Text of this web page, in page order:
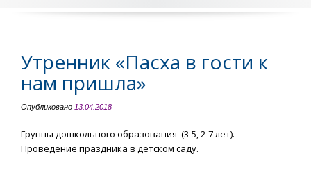
Утренник «Пасха в гости к
нам пришла»
Опубликовано 13.04.2018
Группы дошкольного образования (3-5, 2-7 лет).
Проведение праздника в детском саду.